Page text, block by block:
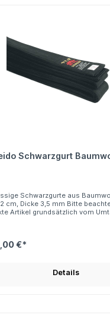
Schwarzgurt
Schwarzgurte aus
cm, Dicke 3,5 mm Bitte
Artikel grundsätzlich vom
€*
Details